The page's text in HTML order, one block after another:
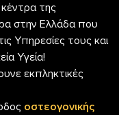
κέντρα της
στην Ελλάδα που
Υπηρεσίες τους και
Υγεία!
εκπληκτικές
οστεογονικής